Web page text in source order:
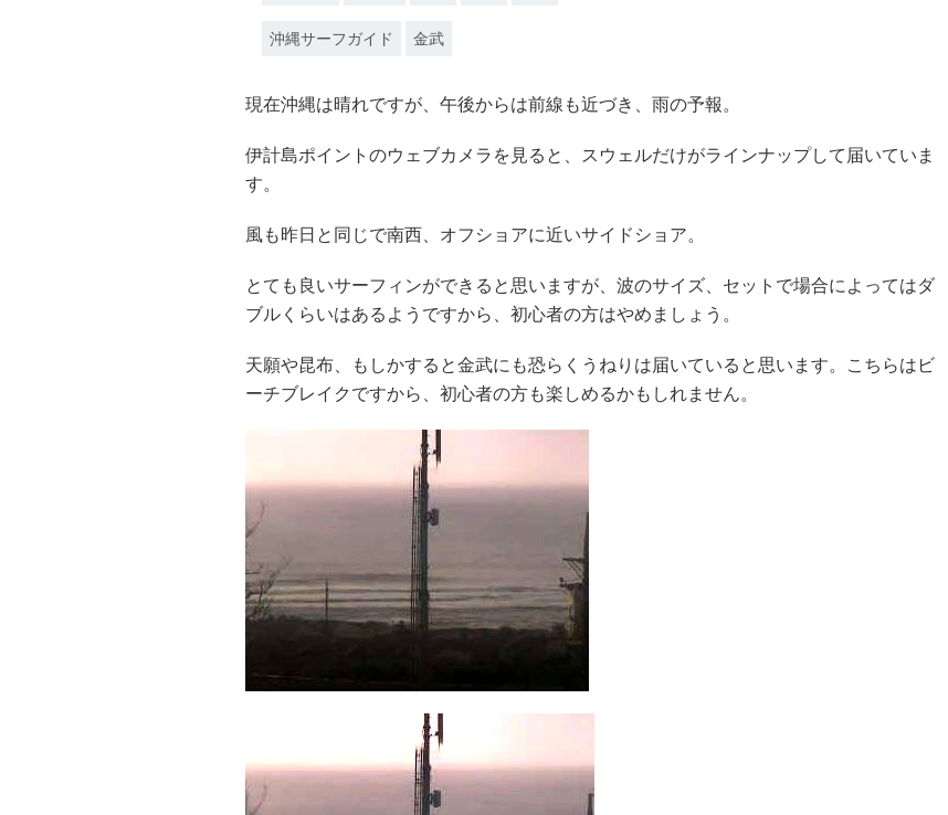
沖縄サーフガイド 金武
現在沖縄は晴れですが、午後からは前線も近づき、雨の予報。
伊計島ポイントのウェブカメラを見ると、スウェルだけがラインナップして届いていま
す。
風も昨日と同じで南西、オフショアに近いサイドショア。
とても良いサーフィンができると思いますが、波のサイズ、セットで場合によってはダ
ブルくらいはあるようですから、初心者の方はやめましょう。
天願や昆布、もしかすると金武にも恐らくうねりは届いていると思います。こちらはビ
ーチブレイクですから、初心者の方も楽しめるかもしれません。